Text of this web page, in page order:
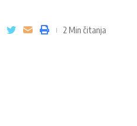
2 Min čitanja